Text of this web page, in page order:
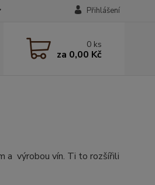
Přihlášení
0 ks
za 0,00 Kč
a výrobou vín. Ti to rozšířili